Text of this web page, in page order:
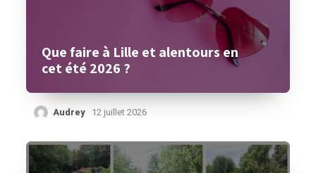
Que faire à Lille et alentours en
cet été 2026 ?
Audrey 12 juillet 2026